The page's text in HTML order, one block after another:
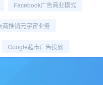
Facebook广告商业模式
商推销元宇宙业务
Google超市广告投放